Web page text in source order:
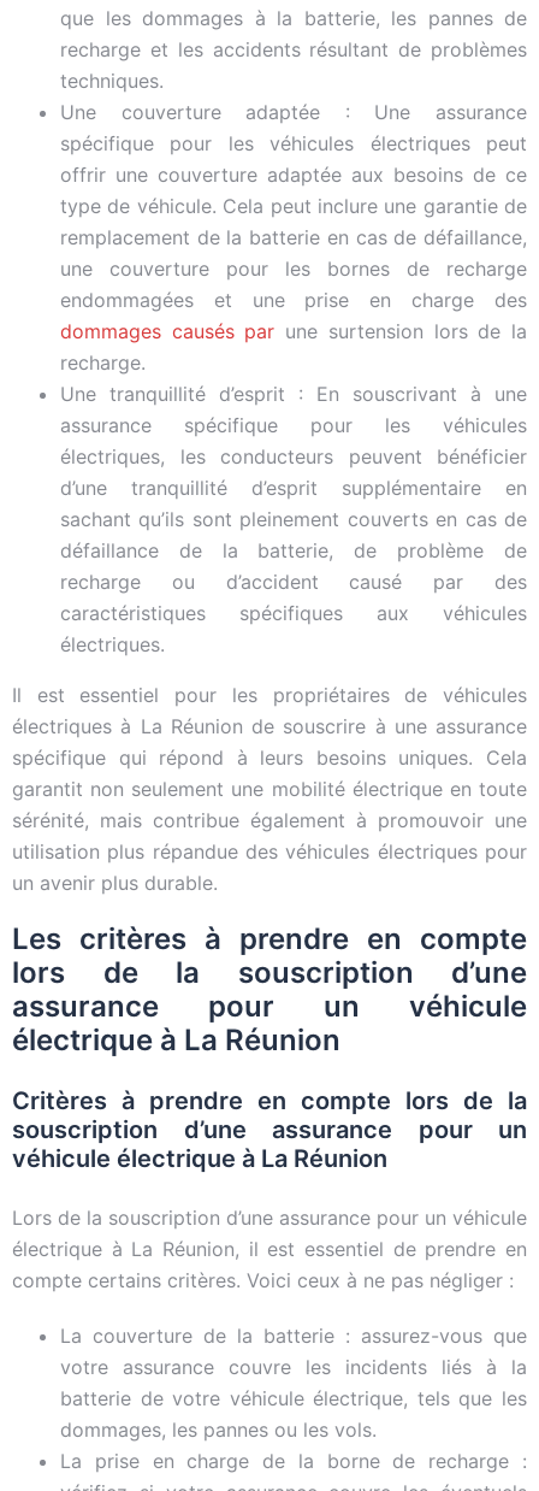
que les dommages à la batterie, les pannes de
recharge et les accidents résultant de problèmes
techniques.
Une couverture adaptée : Une assurance
spécifique pour les véhicules électriques peut
offrir une couverture adaptée aux besoins de ce
type de véhicule. Cela peut inclure une garantie de
remplacement de la batterie en cas de défaillance,
une couverture pour les bornes de recharge
endommagées et une prise en charge des
dommages causés par une surtension lors de la
recharge.
Une tranquillité d’esprit : En souscrivant à une
assurance spécifique pour les véhicules
électriques, les conducteurs peuvent bénéficier
d’une tranquillité d’esprit supplémentaire en
sachant qu’ils sont pleinement couverts en cas de
défaillance de la batterie, de problème de
recharge ou d’accident causé par des
caractéristiques spécifiques aux véhicules
électriques.
Il est essentiel pour les propriétaires de véhicules
électriques à La Réunion de souscrire à une assurance
spécifique qui répond à leurs besoins uniques. Cela
garantit non seulement une mobilité électrique en toute
sérénité, mais contribue également à promouvoir une
utilisation plus répandue des véhicules électriques pour
un avenir plus durable.
Les critères à prendre en compte
lors de la souscription d’une
assurance pour un véhicule
électrique à La Réunion
Critères à prendre en compte lors de la
souscription d’une assurance pour un
véhicule électrique à La Réunion
Lors de la souscription d’une assurance pour un véhicule
électrique à La Réunion, il est essentiel de prendre en
compte certains critères. Voici ceux à ne pas négliger :
La couverture de la batterie : assurez-vous que
votre assurance couvre les incidents liés à la
batterie de votre véhicule électrique, tels que les
dommages, les pannes ou les vols.
La prise en charge de la borne de recharge :